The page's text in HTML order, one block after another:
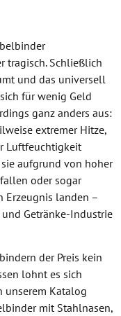
tragisch. Schließlich
und das universell
für wenig Geld
ganz anders aus:
extremer Hitze,
Luftfeuchtigkeit
aufgrund von hoher
oder sogar
Erzeugnis landen –
Getränke-Industrie
der Preis kein
lohnt es sich
unserem Katalog
mit Stahlnasen,